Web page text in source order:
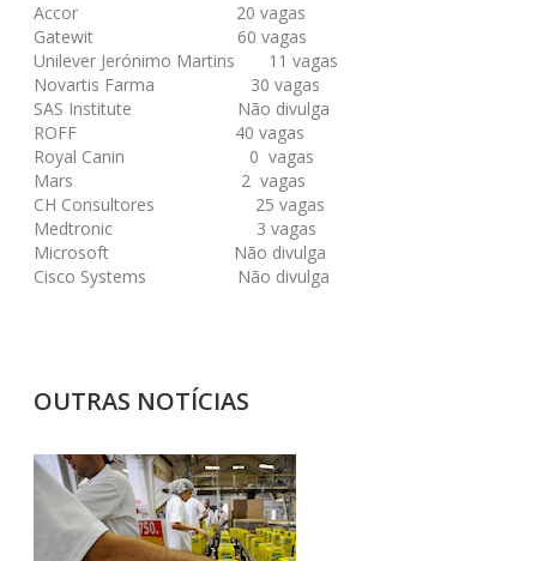
Accor 20 vagas
Gatewit 60 vagas
Unilever Jerónimo Martins 11 vagas
Novartis Farma 30 vagas
SAS Institute Não divulga
ROFF 40 vagas
Royal Canin 0 vagas
Mars 2 vagas
CH Consultores 25 vagas
Medtronic 3 vagas
Microsoft Não divulga
Cisco Systems Não divulga
OUTRAS NOTÍCIAS